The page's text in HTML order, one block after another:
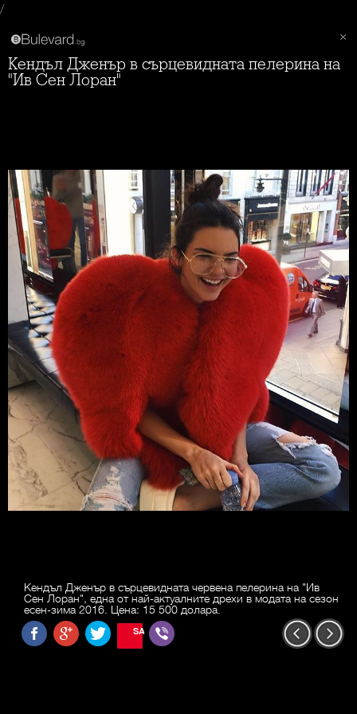
/
Кендъл Дженър в сърцевидната пелерина на
"Ив Сен Лоран"
Кендъл Дженър в сърцевидната червена пелерина на "Ив
Сен Лоран", една от най-актуалните дрехи в модата на сезон
есен-зима 2016. Цена: 15 500 долара.
SAVE